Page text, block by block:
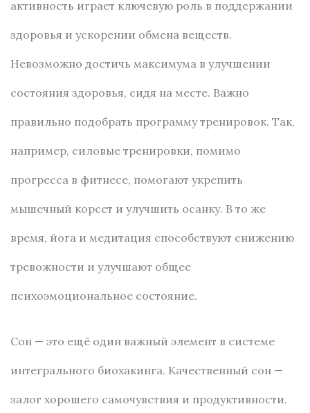
активность играет ключевую роль в поддержании
здоровья и ускорении обмена веществ.
Невозможно достичь максимума в улучшении
состояния здоровья, сидя на месте. Важно
правильно подобрать программу тренировок. Так,
например, силовые тренировки, помимо
прогресса в фитнесе, помогают укрепить
мышечный корсет и улучшить осанку. В то же
время, йога и медитация способствуют снижению
тревожности и улучшают общее
психоэмоциональное состояние.
Сон — это ещё один важный элемент в системе
интегрального биохакинга. Качественный сон —
залог хорошего самочувствия и продуктивности.